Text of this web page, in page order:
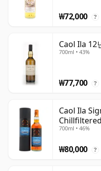
₩72,000 ?
Caol Ila 12
700ml • 43%
₩77,700 ?
Caol Ila
700ml • 46%
₩80,000 ?